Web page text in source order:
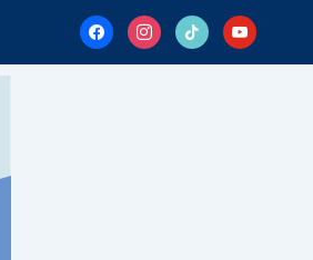
facebookinstagram
tiktok youtube